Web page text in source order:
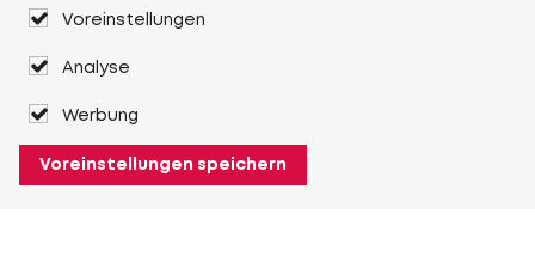
Voreinstellungen
Analyse
Werbung
Voreinstellungen speichern